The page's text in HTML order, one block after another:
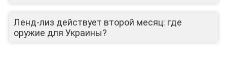
Ленд-лиз действует второй месяц: где
оружие для Украины?